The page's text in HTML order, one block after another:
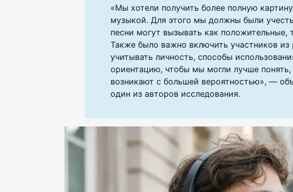
«Мы хотели получить более полную
музыкой. Для этого мы должны были
песни могут вызывать как положительные,
Также было важно включить участников из
учитывать личность, способы
ориентацию, чтобы мы могли лучше
возникают с большей вероятностью», —
один из авторов исследования.